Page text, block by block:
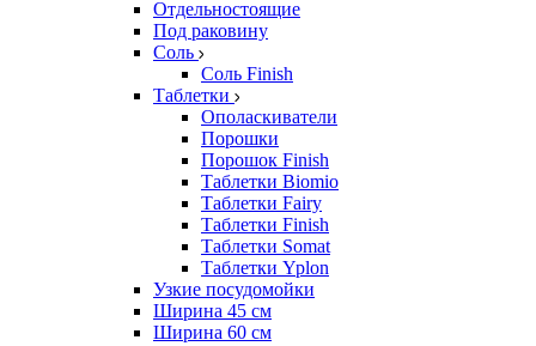
Отдельностоящие
Под раковину
Соль
Соль Finish
Таблетки
Ополаскиватели
Порошки
Порошок Finish
Таблетки Biomio
Таблетки Fairy
Таблетки Finish
Таблетки Somat
Таблетки Yplon
Узкие посудомойки
Ширина 45 см
Ширина 60 см